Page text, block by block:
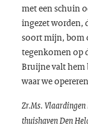
met een schuin
ingezet worden,
soort mijn, bom
tegenkomen op
Bruijne valt hem
waar we
Zr.Ms.
thuishaven Den